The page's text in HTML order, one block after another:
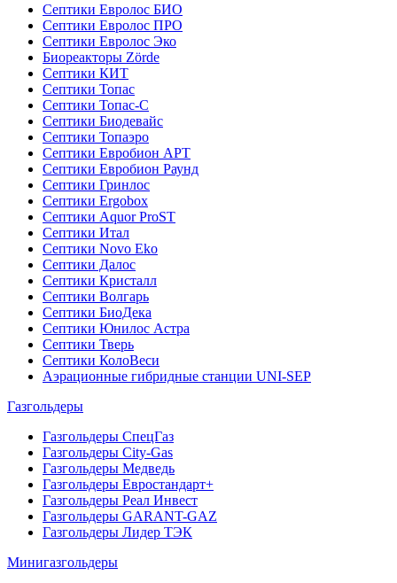
Септики Евролос БИО
Септики Евролос ПРО
Септики Евролос Эко
Биореакторы Zörde
Септики КИТ
Септики Топас
Септики Топас-С
Септики Биодевайс
Септики Топаэро
Септики Евробион АРТ
Септики Евробион Раунд
Септики Гринлос
Септики Ergobox
Септики Aquor ProST
Септики Итал
Септики Novo Eko
Септики Далос
Септики Кристалл
Септики Волгарь
Септики БиоДека
Септики Юнилос Астра
Септики Тверь
Септики КолоВеси
Аэрационные гибридные станции UNI-SEP
Газгольдеры
Газгольдеры СпецГаз
Газгольдеры City-Gas
Газгольдеры Медведь
Газгольдеры Евростандарт+
Газгольдеры Реал Инвест
Газгольдеры GARANT-GAZ
Газгольдеры Лидер ТЭК
Минигазгольдеры